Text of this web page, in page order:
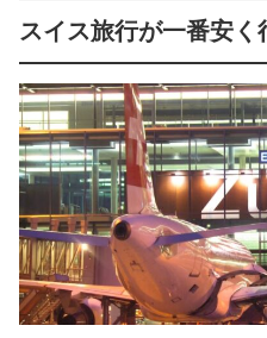
スイス旅行が一番安く